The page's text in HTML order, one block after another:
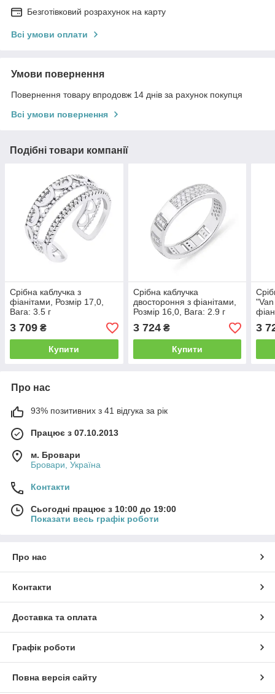
Безготівковий розрахунок на карту
Всі умови оплати
Умови повернення
Повернення товару впродовж 14 днів за рахунок покупця
Всі умови повернення
Подібні товари компанії
Срібна каблучка з
фіанітами, Розмір 17,0,
Вага: 3.5 г
3 709 ₴
Купити
Срібна каблучка
двостороння з фіанітами,
Розмір 16,0, Вага: 2.9 г
3 724₴
Купити
3
Про нас
93% позитивних з 41 відгука за рік
Працює з 07.10.2013
м. Бровари
Бровари, Україна
Контакти
Сьогодні працює з 10:00 до 19:00
Показати весь графік роботи
Про нас
Контакти
Доставка та оплата
Графік роботи
Повна версія сайту